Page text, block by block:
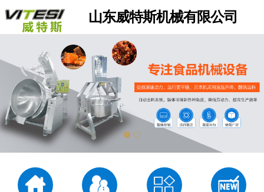
山东威特斯机械有限公司